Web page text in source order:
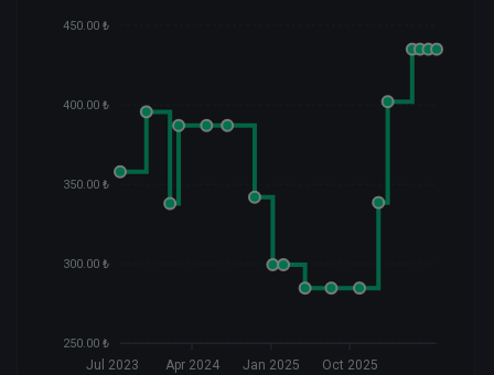
450.00 ₺
400.00 ₺
350.00 ₺
300.00 ₺
250.00 ₺
Jul 2023 Apr 2024 Jan 2025 Oct 2025